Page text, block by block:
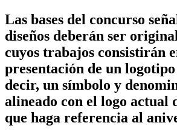
Las bases del concurso
diseños deberán ser
cuyos trabajos consistirán
presentación de un
decir, un símbolo y
alineado con el logo actual
que haga referencia al